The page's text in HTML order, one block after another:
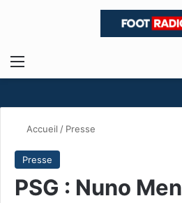
Menu
Accueil / Presse
Presse
PSG : Nuno